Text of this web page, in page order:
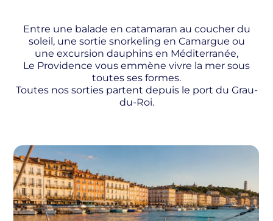
Entre une balade en catamaran au coucher du
soleil, une sortie snorkeling en Camargue ou
une excursion dauphins en Méditerranée,
Le Providence vous emmène vivre la mer sous
toutes ses formes.
Toutes nos sorties partent depuis le port du Grau-
du-Roi.